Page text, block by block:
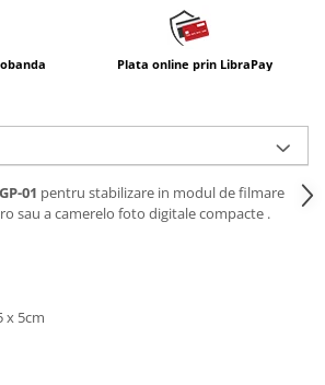
ploaie
gel
Plata online prin LibraPay
01 pentru stabilizare in modul de filmare
sau a camerelo foto digitale compacte .
x 5cm